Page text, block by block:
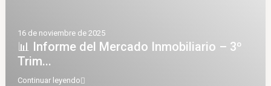
16 de noviembre de 2025
📊 Informe del Mercado Inmobiliario – 3º
Trim...
Continuar leyendo